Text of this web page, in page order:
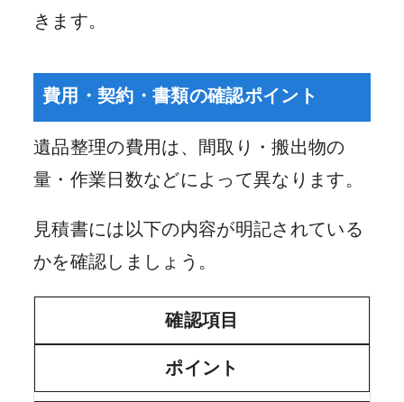
きます。
費用・契約・書類の確認ポイント
遺品整理の費用は、間取り・搬出物の
量・作業日数などによって異なります。
見積書には以下の内容が明記されている
かを確認しましょう。
確認項目
ポイント